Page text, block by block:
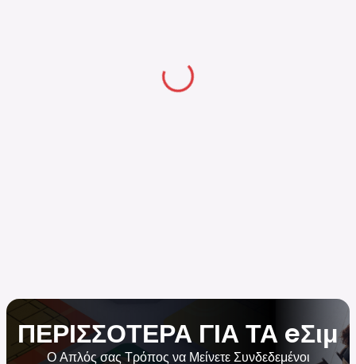
ΠΕΡΙΣΣΟΤΕΡΑ ΓΙΑ ΤΑ eΣιμ
Ο Απλός σας Τρόπος να Μείνετε Συνδεδεμένοι